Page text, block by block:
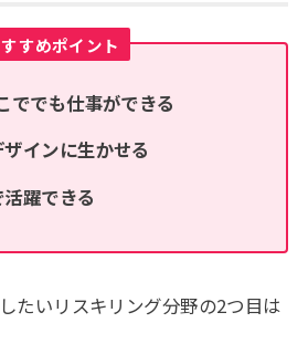
すめポイント
ででも仕事ができる
インに生かせる
躍できる
たいリスキリング分野の2つ目は